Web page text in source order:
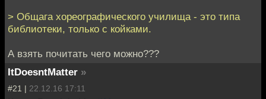
> Общага хореографического училища - это типа
библиотеки, только с койками.
А взять почитать чего можно???
ItDoesntMatter »
#21 | 22.12.16 17:11